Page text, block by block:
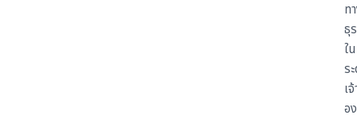
ท
ธุ
ใน
ร
เ
อ